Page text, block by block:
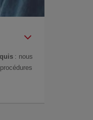
: nous